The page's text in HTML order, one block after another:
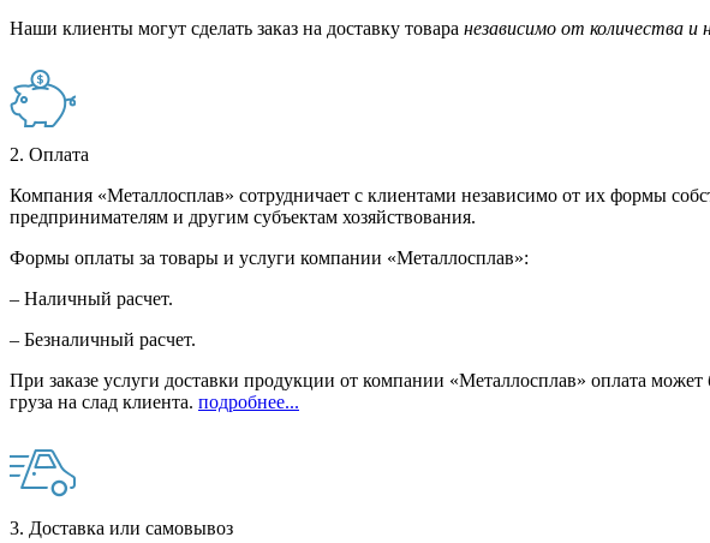
Наши клиенты могут сделать заказ на доставку товара независимо от количества и
2. Оплата
Компания «Металлосплав» сотрудничает с клиентами независимо от их формы
предпринимателям и другим субъектам хозяйствования.
Формы оплаты за товары и услуги компании «Металлосплав»:
– Наличный расчет.
– Безналичный расчет.
При заказе услуги доставки продукции от компании «Металлосплав» оплата
груза на слад клиента. подробнее...
3. Доставка или самовывоз